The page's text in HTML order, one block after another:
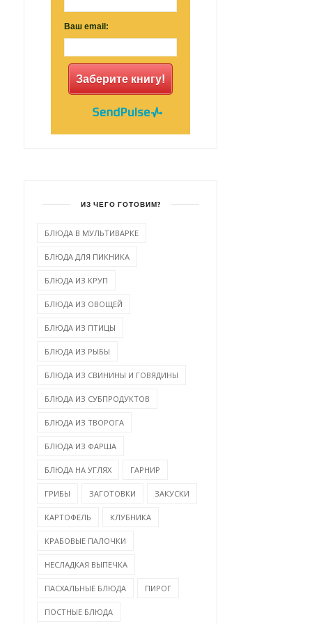
Ваш email:
Заберите книгу!
ИЗ ЧЕГО ГОТОВИМ?
БЛЮДА В МУЛЬТИВАРКЕ
БЛЮДА ДЛЯ ПИКНИКА
БЛЮДА ИЗ КРУП
БЛЮДА ИЗ ОВОЩЕЙ
БЛЮДА ИЗ ПТИЦЫ
БЛЮДА ИЗ РЫБЫ
БЛЮДА ИЗ СВИНИНЫ И ГОВЯДИНЫ
БЛЮДА ИЗ СУБПРОДУКТОВ
БЛЮДА ИЗ ТВОРОГА
БЛЮДА ИЗ ФАРША
БЛЮДА НА УГЛЯХ ГАРНИР
ГРИБЫ ЗАГОТОВКИ ЗАКУСКИ
КАРТОФЕЛЬ КЛУБНИКА
КРАБОВЫЕ ПАЛОЧКИ
НЕСЛАДКАЯ ВЫПЕЧКА
ПАСХАЛЬНЫЕ БЛЮДА ПИРОГ
ПОСТНЫЕ БЛЮДА